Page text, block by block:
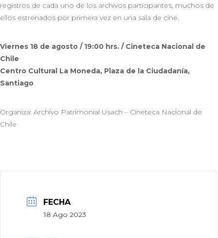
registros de cada uno de los archivos participantes, muchos de
ellos estrenados por primera vez en una sala de cine.
Viernes 18 de agosto / 19:00 hrs. / Cineteca Nacional de
Chile
Centro Cultural La Moneda, Plaza de la Ciudadanía,
Santiago
Organiza: Archivo Patrimonial Usach – Cineteca Nacional de
Chile
FECHA
18 Ago 2023